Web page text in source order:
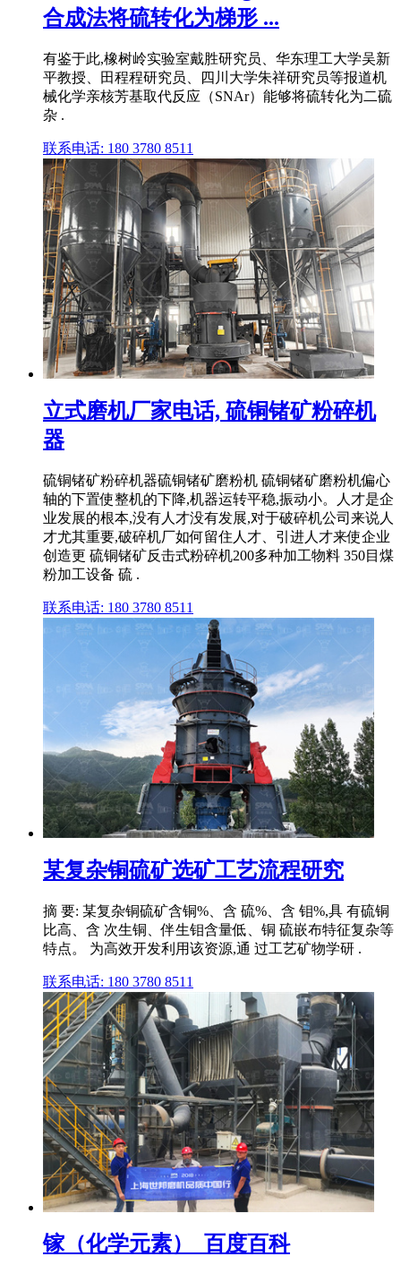
合成法将硫转化为梯形 ...
有鉴于此,橡树岭实验室戴胜研究员、华东理工大学吴新
平教授、田程程研究员、四川大学朱祥研究员等报道机
械化学亲核芳基取代反应（SNAr）能够将硫转化为二硫
杂 .
联系电话: 180 3780 8511
立式磨机厂家电话, 硫铜锗矿粉碎机
器
硫铜锗矿粉碎机器硫铜锗矿磨粉机 硫铜锗矿磨粉机偏心
轴的下置使整机的下降,机器运转平稳,振动小。人才是企
业发展的根本,没有人才没有发展,对于破碎机公司来说人
才尤其重要,破碎机厂如何留住人才、引进人才来使企业
创造更 硫铜锗矿反击式粉碎机200多种加工物料 350目煤
粉加工设备 硫 .
联系电话: 180 3780 8511
某复杂铜硫矿选矿工艺流程研究
摘 要: 某复杂铜硫矿含铜%、含 硫%、含 钼%,具 有硫铜
比高、含 次生铜、伴生钼含量低、铜 硫嵌布特征复杂等
特点。 为高效开发利用该资源,通 过工艺矿物学研 .
联系电话: 180 3780 8511
镓（化学元素）_百度百科